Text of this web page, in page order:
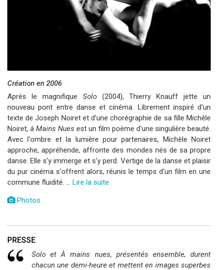
Création en 2006
Après le magnifique Solo(2004), Thierry Knauff jette un
nouveau pont entre danse et cinéma. Librement inspiré d'un
texte de Joseph Noiret et d'une chorégraphie de sa fille Michèle
Noiret, à Mains Nues est un film poème d'une singulière beauté.
Avec l'ombre et la lumière pour partenaires, Michèle Noiret
approche, appréhende, affronte des mondes nés de sa propre
danse. Elle s'y immerge et s'y perd. Vertige de la danse et plaisir
du pur cinéma s'offrent alors, réunis le temps d'un film en une
commune fluidité. … Lire la suite
Photos
PRESSE
Solo et À mains nues, présentés ensemble, durent
chacun une demi-heure et mettent en images superbes